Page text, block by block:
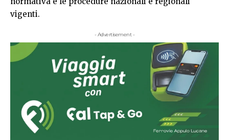
vigenti.
- Advertisement -